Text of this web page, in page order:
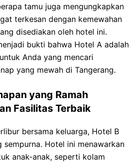
tamu juga mengungkapkan
terkesan dengan kemewahan
disediakan oleh hotel ini.
bukti bahwa Hotel A adalah
Anda yang mencari
yang mewah di Tangerang.
yang Ramah
Fasilitas Terbaik
bersama keluarga, Hotel B
sempurna. Hotel ini menawarkan
anak-anak, seperti kolam